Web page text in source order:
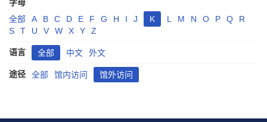
字母
全部
A B C D E F G H I J K L M N O P Q
R
S
T U V W X Y Z
语言 全部 中文 外文
途径 全部 馆内访问 馆外访问